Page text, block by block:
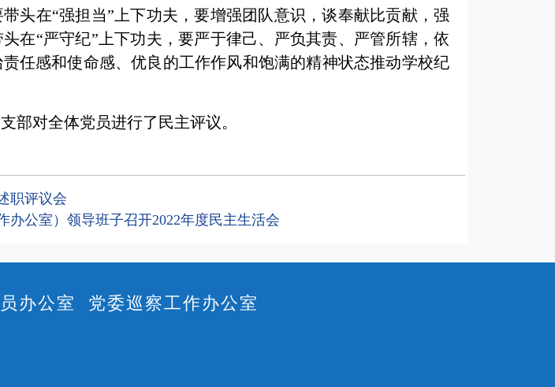
头在“强担当”上下功夫，要增强团队意识，谈奉献比贡献，强
在“严守纪”上下功夫，要严于律己、严负其责、严管所辖，依
任感和使命感、优良的工作作风和饱满的精神状态推动学校纪
部对全体党员进行了民主评议。
职评议会
办公室）领导班子召开2022年度民主生活会
办公室 党委巡察工作办公室